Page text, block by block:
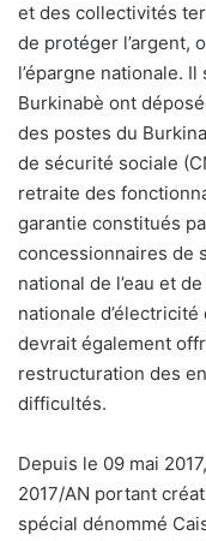
et des collectivités
de protéger l’argent,
l’épargne nationale.
Burkinabè ont
des postes du
de sécurité sociale
retraite des
garantie constitués
concessionnaires de
national de l’eau et
nationale d’électricité
devrait également
restructuration des
difficultés.
Depuis le 09 mai
2017/AN portant
spécial dénommé